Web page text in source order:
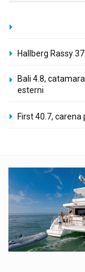
Hallberg Rassy
Bali 4.8,
esterni
First 40.7,